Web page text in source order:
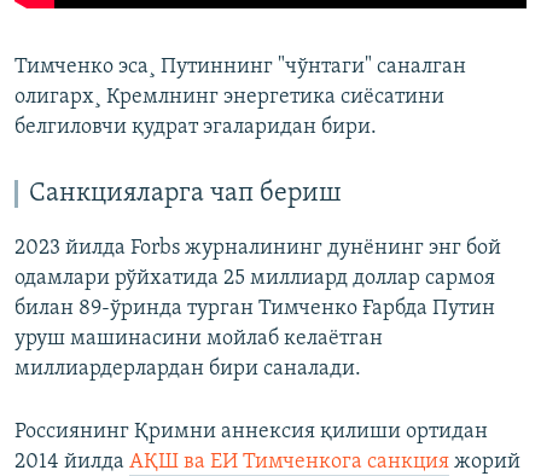
Тимченко эса¸ Путиннинг "чўнтаги" саналган
олигарх¸ Кремлнинг энергетика сиëсатини
белгиловчи қудрат эгаларидан бири.
Санкцияларга чап бериш
2023 йилда Forbs журналининг дунёнинг энг бой
одамлари рўйхатида 25 миллиард доллар сармоя
билан 89-ўринда турган Тимченко Ғарбда Путин
уруш машинасини мойлаб келаëтган
миллиардерлардан бири саналади.
Россиянинг Қримни аннексия қилиши ортидан
2014 йилда АҚШ ва ЕИ Тимченкога санкция жорий